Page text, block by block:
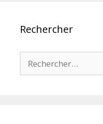
Rechercher